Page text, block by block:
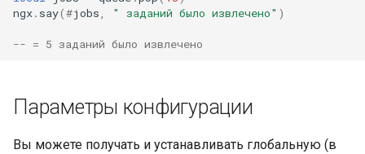
ngx. say(#jobs " заданий было извлечено" )
-- = 5 заданий было извлечено
Параметры конфигурации
Вы можете получать и устанавливать глобальную (в